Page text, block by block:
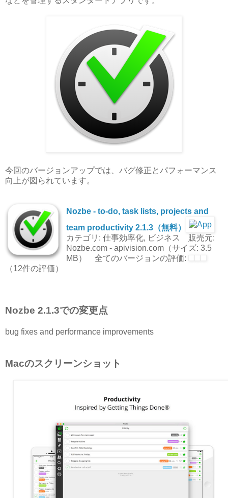
今回のバージョンアップでは、バグ修正とパフォーマンス
向上が図られています。
Nozbe - to-do, task lists, projects and
team productivity 2.1.3（無料）
カテゴリ: 仕事効率化, ビジネス 販売元:
Nozbe.com - apivision.com（サイズ: 3.5
MB） 全てのバージョンの評価:
（12件の評価）
Nozbe 2.1.3での変更点
bug fixes and performance improvements
Macのスクリーンショット